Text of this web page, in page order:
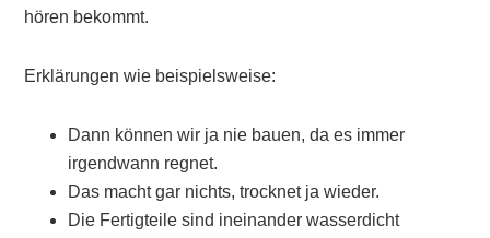
hören bekommt.
Erklärungen wie beispielsweise:
Dann können wir ja nie bauen, da es immer
irgendwann regnet.
Das macht gar nichts, trocknet ja wieder.
Die Fertigteile sind ineinander wasserdicht